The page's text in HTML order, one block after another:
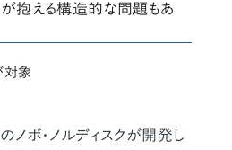
抱える構造的な問題もあ
対象
ボ・ノルディスクが開発し